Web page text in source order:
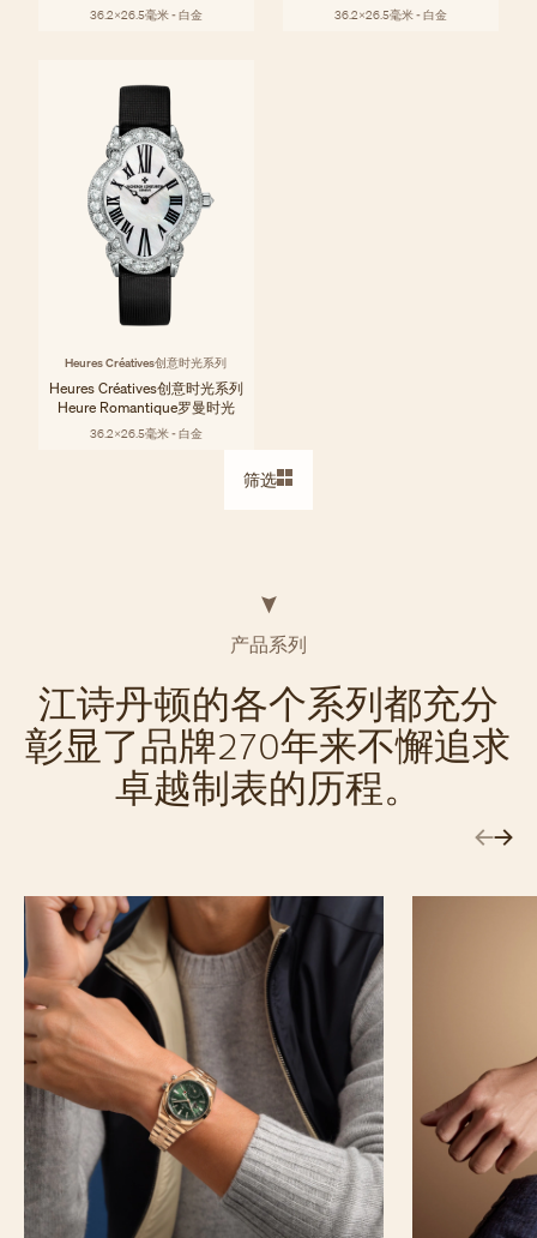
筛选
36.2x26.5毫米 - 白金 36.2x26.5毫米 - 白金
Heures Créatives创意时光系列
Heures Créatives创意时光系列
Heure Romantique罗曼时光
36.2x26.5毫米 - 白金
产品系列
江诗丹顿的各个系列都充分
彰显了品牌270年来不懈追求
卓越制表的历程。